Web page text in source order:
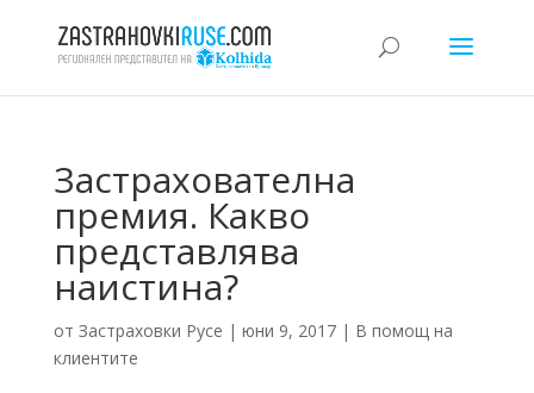
Застрахователна
премия. Какво
представлява
наистина?
от Застраховки Русе | юни 9, 2017| В помощ на
клиентите